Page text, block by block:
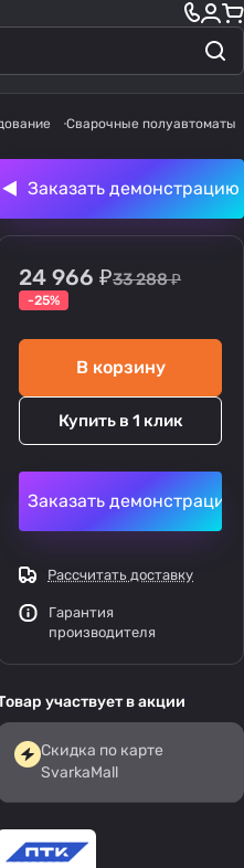
Сварочные полуавтоматы
Заказать демонстрацию
24 966 ₽33 288 ₽
-25%
В корзину
Купить в 1 клик
Заказать демонстрацию
Рассчитать доставку
Гарантия
производителя
участвует в акции
Скидка по карте
SvarkaMall